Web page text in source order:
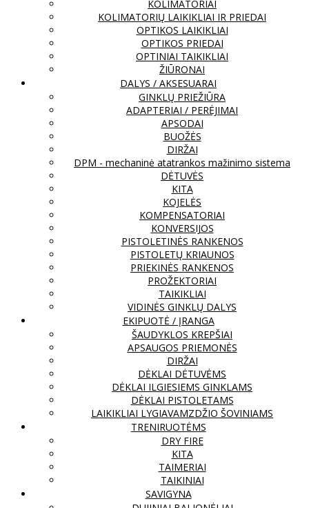
KOLIMATORIAI
KOLIMATORIŲ LAIKIKLIAI IR PRIEDAI
OPTIKOS LAIKIKLIAI
OPTIKOS PRIEDAI
OPTINIAI TAIKIKLIAI
ŽIŪRONAI
DALYS / AKSESUARAI
GINKLŲ PRIEŽIŪRA
ADAPTERIAI / PERĖJIMAI
APSODAI
BUOŽĖS
DIRŽAI
DPM - mechaninė atatrankos mažinimo sistema
DĖTUVĖS
KITA
KOJELĖS
KOMPENSATORIAI
KONVERSIJOS
PISTOLETINĖS RANKENOS
PISTOLETŲ KRIAUNOS
PRIEKINĖS RANKENOS
PROŽEKTORIAI
TAIKIKLIAI
VIDINĖS GINKLŲ DALYS
EKIPUOTĖ / ĮRANGA
ŠAUDYKLOS KREPŠIAI
APSAUGOS PRIEMONĖS
DIRŽAI
DĖKLAI DĖTUVĖMS
DĖKLAI ILGIESIEMS GINKLAMS
DĖKLAI PISTOLETAMS
LAIKIKLIAI LYGIAVAMZDŽIO ŠOVINIAMS
TRENIRUOTĖMS
DRY FIRE
KITA
TAIMERIAI
TAIKINIAI
SAVIGYNA